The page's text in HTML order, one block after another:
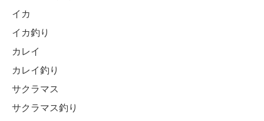
イカ
イカ釣り
カレイ
カレイ釣り
サクラマス
サクラマス釣り